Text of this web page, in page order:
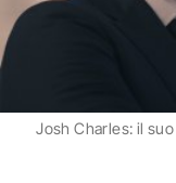
Josh Charles: il